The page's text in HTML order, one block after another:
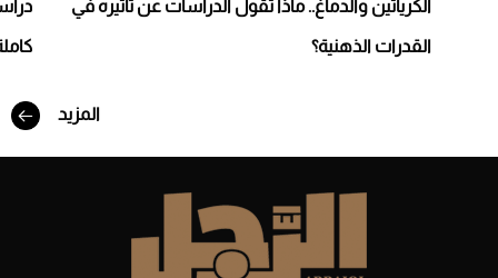
الكرياتين والدماغ.. ماذا تقول الدراسات عن تأثيره في
القدرات الذهنية؟
المزيد